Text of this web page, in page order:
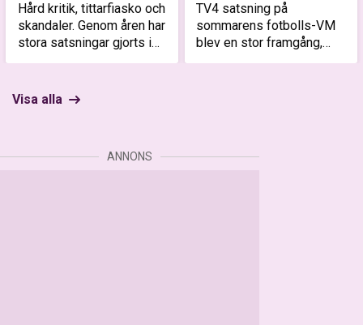
TV4 satsning på
sommarens fotbolls-VM
blev en stor framgång,
med rekord på TV4 Play
Hård kritik, tittarfiasko och
skandaler. Genom åren har
stora satsningar gjorts i
tv-rutan, där vissa
är några av programmen
Visa alla
ANNONS